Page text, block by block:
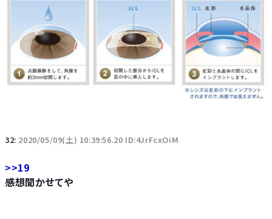
32: 2020/05/09(土) 10:39:56.20 ID:4JrFcxOiM
>>19
感想聞かせてや